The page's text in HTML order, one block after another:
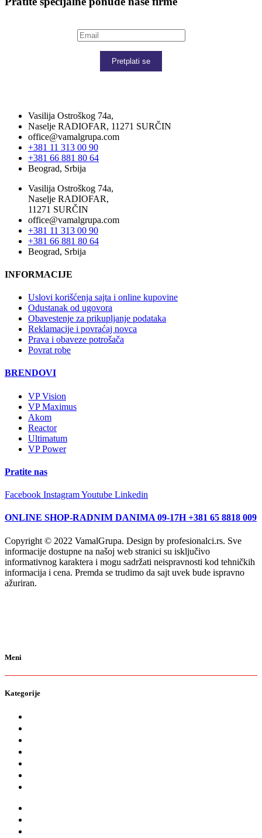
Pretplati se
Vasilija Ostroškog 74a,
Naselje RADIOFAR, 11271 SURČIN
office@vamalgrupa.com
+381 11 313 00 90
+381 66 881 80 64
Beograd, Srbija
Vasilija Ostroškog 74a,
Naselje RADIOFAR,
11271 SURČIN
office@vamalgrupa.com
+381 11 313 00 90
+381 66 881 80 64
Beograd, Srbija
INFORMACIJE
Uslovi korišćenja sajta i online kupovine
Odustanak od ugovora
Obavestenje za prikupljanje podataka
Reklamacije i povraćaj novca
Prava i obaveze potrošača
Povrat robe
BRENDOVI
VP Vision
VP Maximus
Akom
Reactor
Ultimatum
VP Power
Pratite nas
Facebook InstagramYoutube Linkedin
ONLINE SHOP-RADNIM DANIMA 09-17H +381 65 8818 009
Copyright © 2022 VamalGrupa. Design by profesionalci.rs. Sve
informacije dostupne na našoj web stranici su isključivo
informativnog karaktera i mogu sadržati neispravnosti kod tehničkih
informacija i cena. Premda se trudimo da sajt uvek bude ispravno
ažuriran.
Meni
Kategorije